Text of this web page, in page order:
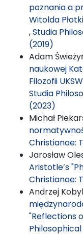
poznania a
Witolda
,Studia
(2019)
Adam
naukowej
Filozofii
Studia
(2023)
Michał
Christianae:
Jarosław
Aristotle’s
Christianae:
Andrzej
"Reflections